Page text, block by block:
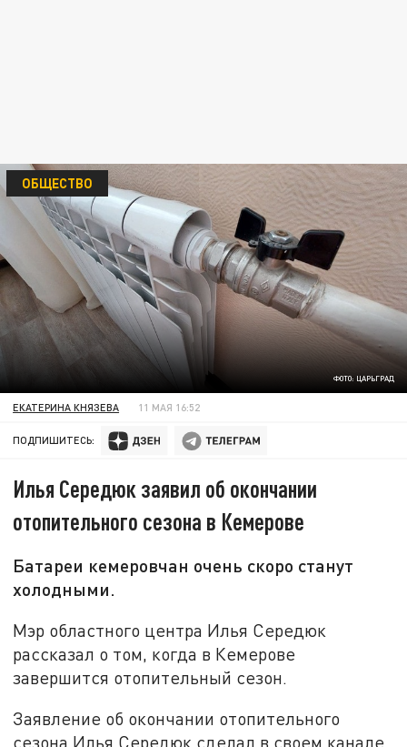
ФОТО: ЦАРЬГРАД
ОБЩЕСТВО
ЕКАТЕРИНА КНЯЗЕВА 11 МАЯ 16:52
ПОДПИШИТЕСЬ:
Илья Середюк заявил об окончании
отопительного сезона в Кемерове
Батареи кемеровчан очень скоро станут
холодными.
Мэр областного центра Илья Середюк
рассказал о том, когда в Кемерове
завершится отопительный сезон.
Заявление об окончании отопительного
сезона Илья Середюк сделал в своем канале